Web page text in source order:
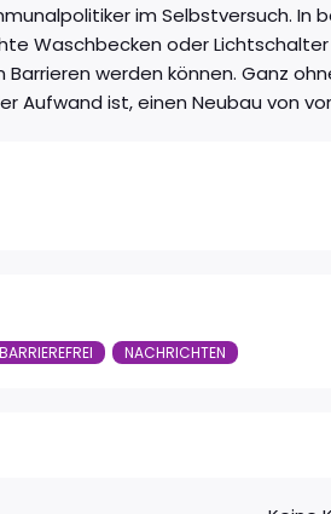
im Selbstversuch.
Waschbecken oder
Barrieren werden können. Ganz
Aufwand ist, einen Neubau von
BARRIEREFREI NACHRICHTEN